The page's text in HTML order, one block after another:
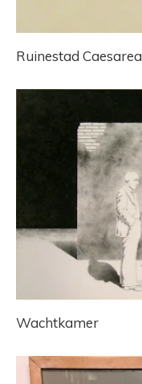
Ruinestad Caesarea
Wachtkamer